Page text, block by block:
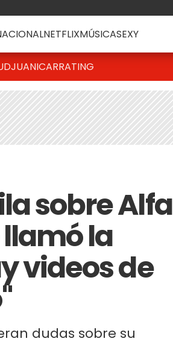
NETFLIXMÚSICASEXY
JUANICARRATING
sobre Alfa
la
videos de
dudas sobre su